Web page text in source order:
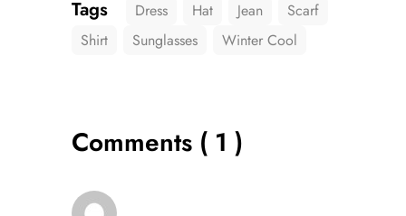
Tags Dress Hat Jean
Scarf
Shirt
Sunglasses Winter Cool
Comments ( 1 )